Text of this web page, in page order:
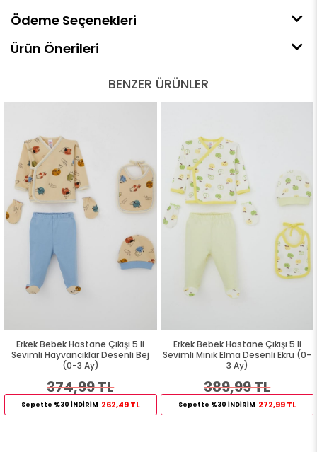
Ödeme Seçenekleri
Ürün Önerileri
BENZER ÜRÜNLER
Erkek Bebek Hastane Çıkışı 5 li
Sevimli Hayvancıklar Desenli Bej
(0-3 Ay)
374,99 TL
Sepette %30 İNDİRİM 262,49 TL
Erkek Bebek Hastane Çıkışı 5 li
Sevimli Minik Elma Desenli Ekru (0-
3 Ay)
389,99 TL
Sepette %30 İNDİRİM 272,99 TL